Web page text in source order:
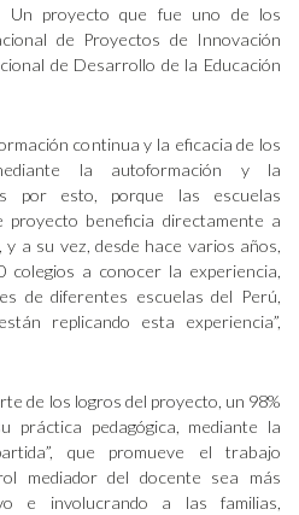
Un proyecto que fue uno de los
de Proyectos de Innovación
de Desarrollo de la Educación
continua y la eficacia de los
la autoformación y la
por esto, porque las escuelas
proyecto beneficia directamente a
a su vez, desde hace varios años,
colegios a conocer la experiencia,
de diferentes escuelas del Perú,
replicando esta experiencia”,
de los logros del proyecto, un 98%
práctica pedagógica, mediante la
que promueve el trabajo
mediador del docente sea más
e involucrando a las familias,